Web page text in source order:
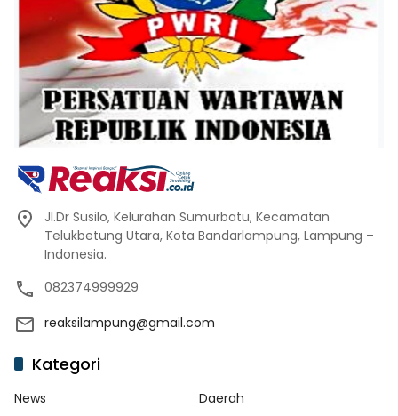
Jl.Dr Susilo, Kelurahan Sumurbatu, Kecamatan
Telukbetung Utara, Kota Bandarlampung, Lampung –
Indonesia.
082374999929
reaksilampung@gmail.com
Kategori
News
Daerah